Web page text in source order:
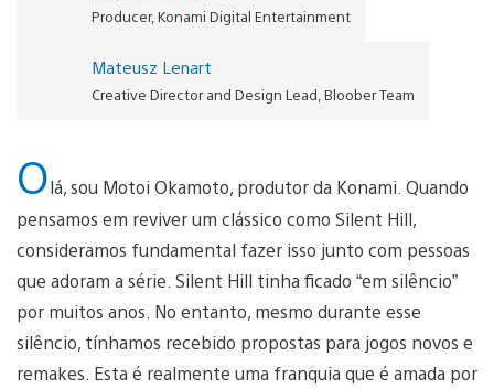
Producer, Konami Digital Entertainment
Mateusz Lenart
Creative Director and Design Lead, Bloober Team
Olá, sou Motoi Okamoto, produtor da Konami. Quando
pensamos em reviver um clássico como Silent Hill,
consideramos fundamental fazer isso junto com pessoas
que adoram a série. Silent Hill tinha ficado “em silêncio”
por muitos anos. No entanto, mesmo durante esse
silêncio, tínhamos recebido propostas para jogos novos e
remakes. Esta é realmente uma franquia que é amada por